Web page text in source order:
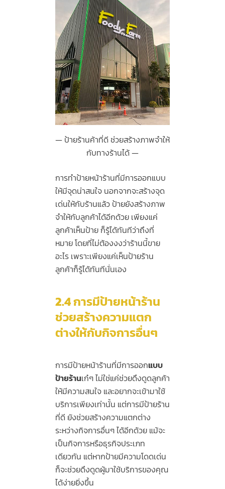
ป้ายร้านค้าที่ดี ช่วยสร้างภาพจำให้
กับทางร้านได้
การทำป้ายหน้าร้านที่มีการออกแบบ
ให้มีจุดน่าสนใจ นอกจากจะสร้างจุด
เด่นให้กับร้านแล้ว ป้ายยังสร้างภาพ
จำให้กับลูกค้าได้อีกด้วย เพียงแค่
ลูกค้าเห็นป้าย ก็รู้ได้ทันทีว่าถึงที่
หมาย โดยที่ไม่ต้องงงว่าร้านนี้ขาย
อะไร เพราะเพียงแค่เห็นป้ายร้าน
ลูกค้าก็รู้ได้ทันทีนั่นเอง
2.4การมีป้ายหน้าร้าน
ช่วยสร้างความแตก
ต่างให้กับกิจการอื่นๆ
การมีป้ายหน้าร้านที่มีการออกแบบ
ป้ายร้านเก๋ๆ ไม่ใช่แค่ช่วยดึงดูดลูกค้า
ให้มีความสนใจ และอยากจะเข้ามาใช้
บริการเพียงเท่านั้น แต่การมีป้ายร้าน
ที่ดี ยังช่วยสร้างความแตกต่าง
ระหว่างกิจการอื่นๆ ได้อีกด้วย แม้จะ
เป็นกิจการหรือธุรกิจประเภท
เดียวกัน แต่หากป้ายมีความโดดเด่น
ก็จะช่วยดึงดูดผู้มาใช้บริการของคุณ
ได้ง่ายยิ่งขึ้น